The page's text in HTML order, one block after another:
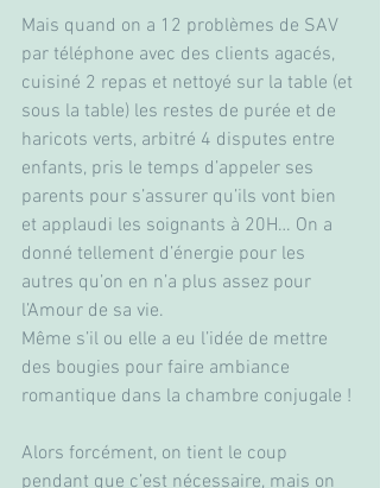
Mais quand on a 12 problèmes de SAV
par téléphone avec des clients agacés,
cuisiné 2 repas et nettoyé sur la table (et
sous la table) les restes de purée et de
haricots verts, arbitré 4 disputes entre
enfants, pris le temps d’appeler ses
parents pour s’assurer qu’ils vont bien
et applaudi les soignants à 20H… On a
donné tellement d’énergie pour les
autres qu’on en n’a plus assez pour
l’Amour de sa vie.
Même s’il ou elle a eu l’idée de mettre
des bougies pour faire ambiance
romantique dans la chambre conjugale !
Alors forcément, on tient le coup
pendant que c’est nécessaire, mais on